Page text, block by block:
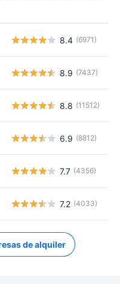
8.4 (6971)
8.9 (7437)
8.8 (11512)
6.9 (8812)
7.7 (4356)
7.2 (4033)
de alquiler